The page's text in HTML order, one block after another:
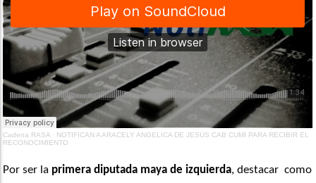
Cadena RASA · NOTIFICAN A ARACELY ANGELICA DE JESÚS CAB CUMI PARA RECIBIR EL
RECONOCIMIENTO
Por ser la primera diputada maya de izquierda, destacar  como